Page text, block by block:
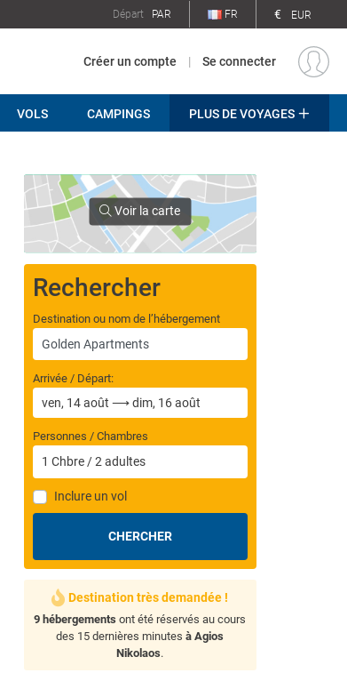
Départ PAR FR € EUR
Créer un compte | Se connecter
VOLS CAMPINGS PLUS DE VOYAGES
Voir la carte
Rechercher
Destination ou nom de l’hébergement
Arrivée / Départ:
Personnes / Chambres
1 Chbre /2 adultes
Inclure un vol
CHERCHER
Destination très demandée !
9 hébergements ont été réservés au cours
des 15 dernières minutesà Agios
Nikolaos.